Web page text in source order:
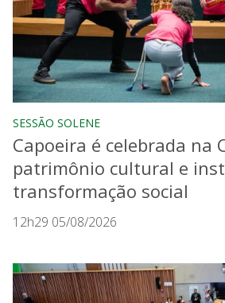
SESSÃO SOLENE
Capoeira é celebrada na
patrimônio cultural e
transformação social
12h29 05/08/2026